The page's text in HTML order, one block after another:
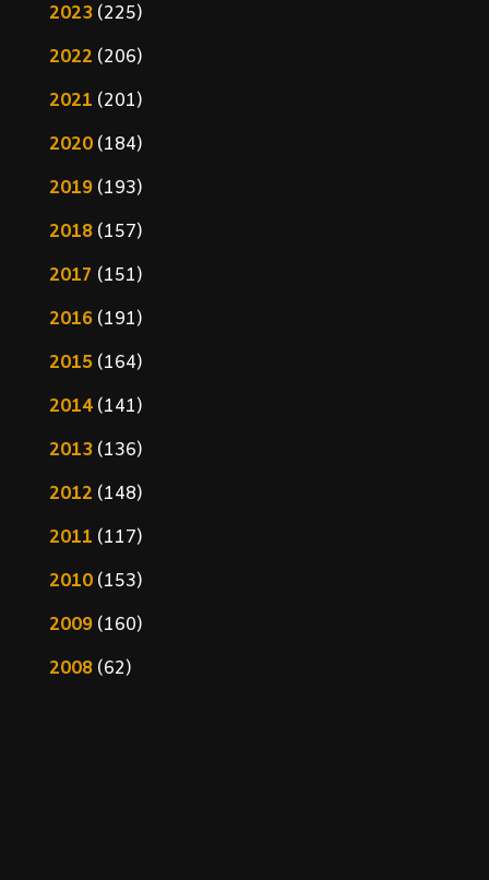
2023(225)
2022 (206)
2021 (201)
2020(184)
2019(193)
2018(157)
2017 (151)
2016(191)
2015(164)
2014(141)
2013(136)
2012 (148)
2011 (117)
2010(153)
2009(160)
2008(62)